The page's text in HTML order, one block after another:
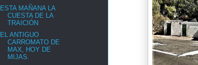
ESTA MAÑANA LA
CUESTA DE LA
TRAICIÓN
EL ANTIGUO
CARROMATO DE
MAX, HOY DE
MIJAS.